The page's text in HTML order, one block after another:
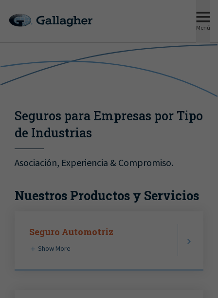
Menú
Seguros para Empresas por Tipo
de Industrias
Asociación, Experiencia & Compromiso.
Nuestros Productos y Servicios
Seguro Automotriz
Show More